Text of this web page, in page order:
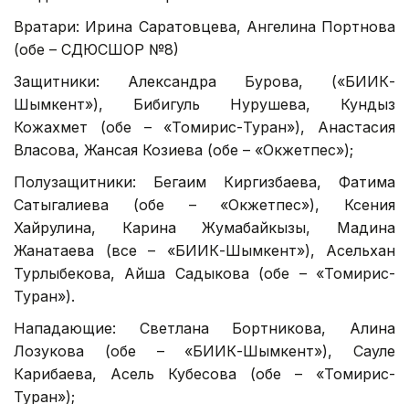
Вратари: Ирина Саратовцева, Ангелина Портнова
(обе – СДЮСШОР №8)
Защитники: Александра Бурова, («БИИК-
Шымкент»), Бибигуль Нурушева, Кундыз
Кожахмет (обе – «Томирис-Туран»), Анастасия
Власова, Жансая Козиева (обе – «Окжетпес»);
Полузащитники: Бегаим Киргизбаева, Фатима
Сатыгалиева (обе – «Окжетпес»), Ксения
Хайрулина, Карина Жумабайкызы, Мадина
Жанатаева (все – «БИИК-Шымкент»), Асельхан
Турлыбекова, Айша Садыкова (обе – «Томирис-
Туран»).
Нападающие: Светлана Бортникова, Алина
Лозукова (обе – «БИИК-Шымкент»), Сауле
Карибаева, Асель Кубесова (обе – «Томирис-
Туран»);